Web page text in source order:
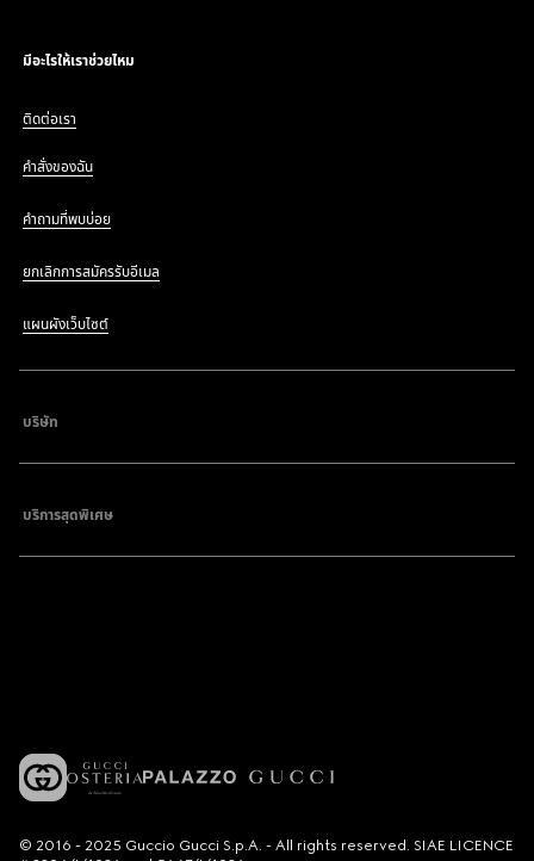
มีอะไรให้เราช่วยไหม
ติดต่อเรา
คำสั่งของฉัน
คำถามที่พบบ่อย
ยกเลิกการสมัครรับอีเมล
แผนผังเว็บไซต์
บริษัท
บริการสุดพิเศษ
© 2016 - 2025 Guccio Gucci S.p.A. - All rights reserved. SIAE LICENCE